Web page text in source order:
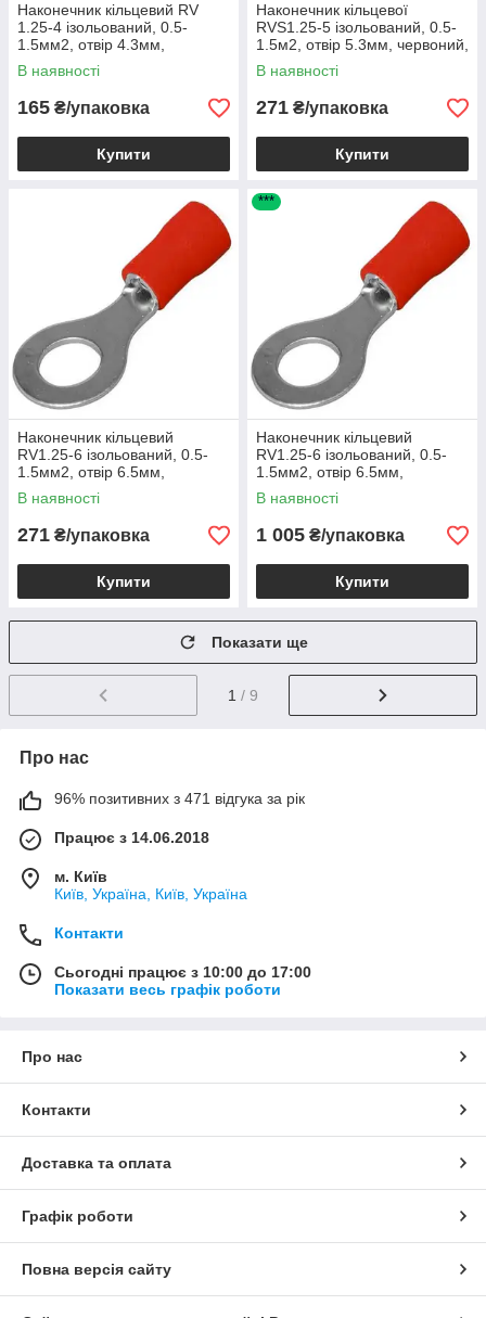
Наконечник кільцевий RV
1.25-4 ізольований, 0.5-
1.5мм2, отвір 4.3мм,
червоний, 1уп-100шт, 500394
В наявності
165 ₴/упаковка
Купити
Наконечник кільцевої
RVS1.25-5 ізольований, 0.5-
1.5м2, отвір 5.3мм, червоний,
1уп-100шт, 501606
В наявності
271 ₴/упаковка
Купити
Наконечник кільцевий
RV1.25-6 ізольований, 0.5-
1.5мм2, отвір 6.5мм,
червоний, 100шт, RVS1.25-6,
500398
В наявності
271 ₴/упаковка
Купити
***
Наконечник кільцевий
RV1.25-6 ізольований, 0.5-
1.5мм2, отвір 6.5мм,
червоний, 1уп-1000шт
В наявності
1 005 ₴/упаковка
Купити
Показати ще
1 / 9
Про нас
96% позитивних з 471 відгука за рік
Працює з 14.06.2018
м. Київ
Київ, Україна, Київ, Україна
Контакти
Сьогодні працює з 10:00 до 17:00
Показати весь графік роботи
Про нас
Контакти
Доставка та оплата
Графік роботи
Повна версія сайту